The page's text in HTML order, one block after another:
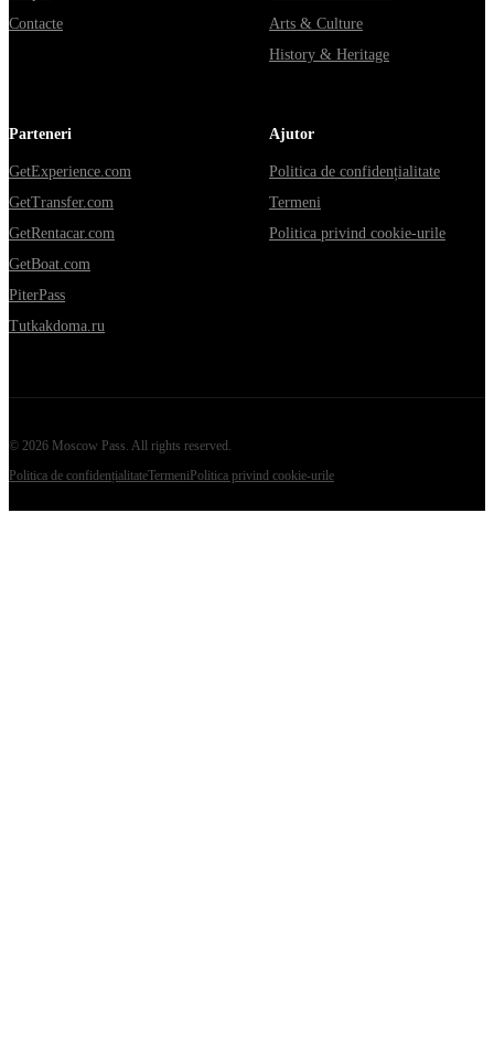
Contacte
Arts & Culture
History & Heritage
Parteneri
GetExperience.com
GetTransfer.com
GetRentacar.com
GetBoat.com
PiterPass
Tutkakdoma.ru
Ajutor
Politica de confidențialitate
Termeni
Politica privind cookie-urile
© 2026 Moscow Pass. All rights reserved.
Politica de confidențialitateTermeni Politica privind cookie-urile